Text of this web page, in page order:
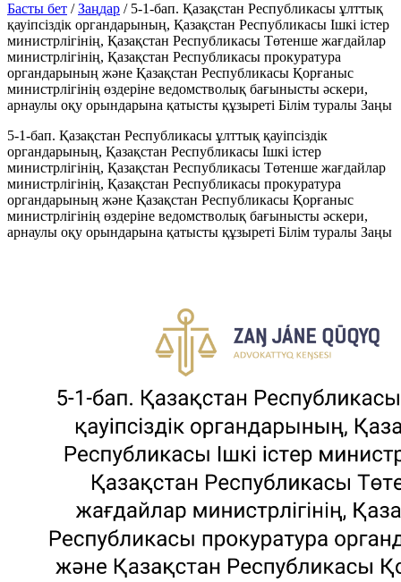
Басты бет /Заңдар / 5-1-бап. Қазақстан Республикасы ұлттық
қауіпсіздік органдарының, Қазақстан Республикасы Ішкі істер
министрлігінің, Қазақстан Республикасы Төтенше жағдайлар
министрлігінің, Қазақстан Республикасы прокуратура
органдарының және Қазақстан Республикасы Қорғаныс
министрлігінің өздеріне ведомстволық бағынысты әскери,
арнаулы оқу орындарына қатысты құзыреті Білім туралы Заңы
5-1-бап. Қазақстан Республикасы ұлттық қауіпсіздік
органдарының, Қазақстан Республикасы Ішкі істер
министрлігінің, Қазақстан Республикасы Төтенше жағдайлар
министрлігінің, Қазақстан Республикасы прокуратура
органдарының және Қазақстан Республикасы Қорғаныс
министрлігінің өздеріне ведомстволық бағынысты әскери,
арнаулы оқу орындарына қатысты құзыреті Білім туралы Заңы